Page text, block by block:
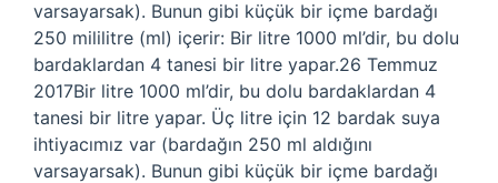
varsayarsak). Bunun gibi küçük bir içme bardağı
250 mililitre (ml) içerir: Bir litre 1000 ml’dir, bu dolu
bardaklardan 4 tanesi bir litre yapar.26 Temmuz
2017Bir litre 1000 ml’dir, bu dolu bardaklardan 4
tanesi bir litre yapar. Üç litre için 12 bardak suya
ihtiyacımız var (bardağın 250 ml aldığını
varsayarsak). Bunun gibi küçük bir içme bardağı